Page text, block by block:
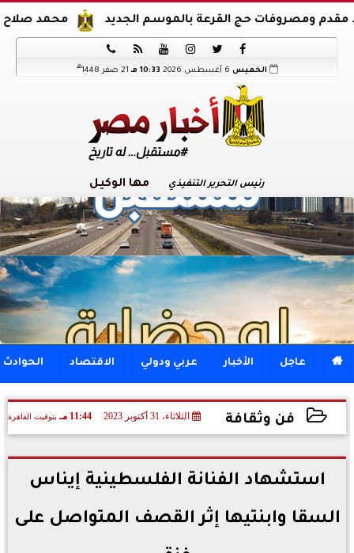
محمد صلاح يوقع عقود حج القرعة بالموسم الجديد






الخميس 10:33 مـ 21 صفر 1448 هـ
رئيس التحرير التنفيذي مها الوكيل
 عاجل الأخبار عربي ودولي الاقتصاد الحوادث
فن وثقافة الثلاثاء، 31 أكتوبر 2023 11:44 مـ بتوقيت القاهرة
2023-10-31 23:44:57
استشهاد الفنانة الفلسطينية إيناس
السقا وابنتيها إثر القصف المتواصل على